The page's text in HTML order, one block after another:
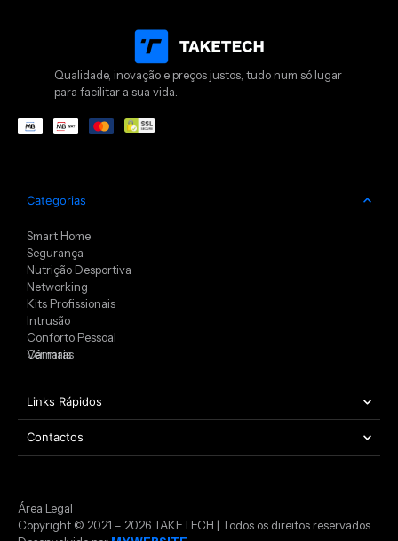
Qualidade, inovação e preços justos, tudo num só lugar
para facilitar a sua vida.
Categorias
Smart Home
Segurança
Nutrição Desportiva
Networking
Kits Profissionais
Intrusão
Conforto Pessoal
Câmaras
Ver mais
Links Rápidos
Contactos
Copyright © 2021 – 2026 TAKETECH | Todos os direitos reservados
Área Legal